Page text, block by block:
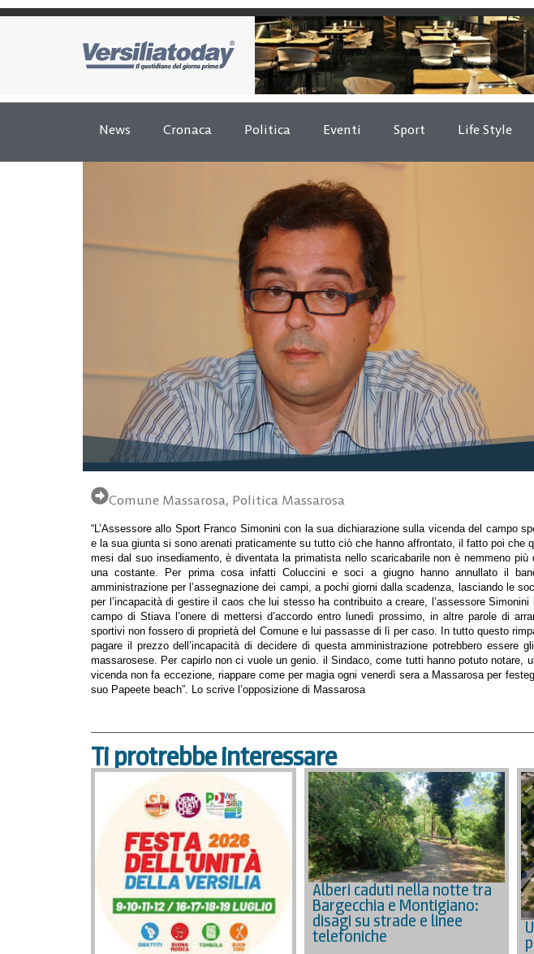
News Cronaca Politica Eventi Sport Life Style
Comune Massarosa, Politica Massarosa
“L’Assessore allo Sport Franco Simonini con la sua dichiarazione sulla vicenda del campo
e la sua giunta si sono arenati praticamente su tutto ciò che hanno affrontato, il fatto poi che
mesi dal suo insediamento, è diventata la primatista nello scaricabarile non è nemmeno più
una costante. Per prima cosa infatti Coluccini e soci a giugno hanno annullato il
amministrazione per l’assegnazione dei campi, a pochi giorni dalla scadenza, lasciando le
per l’incapacità di gestire il caos che lui stesso ha contribuito a creare, l’assessore
campo di Stiava l’onere di mettersi d’accordo entro lunedì prossimo, in altre parole di
sportivi non fossero di proprietà del Comune e lui passasse di lì per caso. In tutto questo
pagare il prezzo dell’incapacità di decidere di questa amministrazione potrebbero essere
massarosese. Per capirlo non ci vuole un genio. il Sindaco, come tutti hanno potuto notare,
vicenda non fa eccezione, riappare come per magia ogni venerdì sera a Massarosa per
suo Papeete beach”. Lo scrive l’opposizione di Massarosa
Ti protrebbe interessare
Alberi caduti nella notte tra
Bargecchia e Montigiano:
disagi su strade e linee
telefoniche